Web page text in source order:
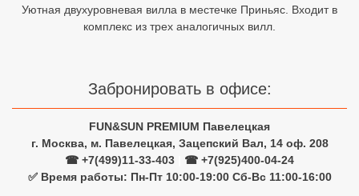
Уютная двухуровневая вилла в местечке Приньяс. Входит в
комплекс из трех аналогичных вилл.
Забронировать в офисе:
FUN&SUN PREMIUM Павелецкая
г. Москва, м. Павелецкая, Зацепский Вал, 14 оф. 208
☎ +7(499)11-33-403
☎ +7(925)400-04-24
✅ Время работы: Пн-Пт 10:00-19:00 Сб-Вс 11:00-16:00
Египет
Хайнань